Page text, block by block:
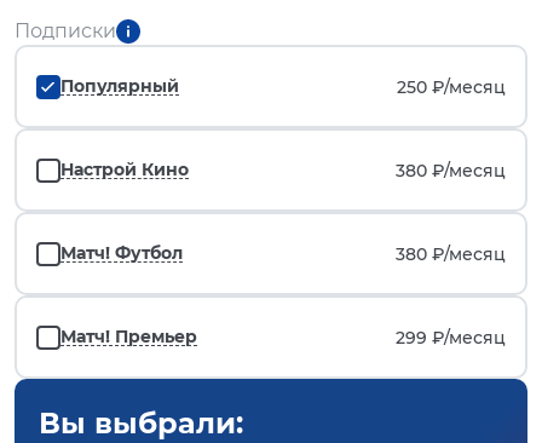
Подписки
Популярный 250 ₽/месяц
Настрой Кино 380 ₽/месяц
Матч! Футбол 380 ₽/месяц
Матч! Премьер 299 ₽/месяц
Вы выбрали: